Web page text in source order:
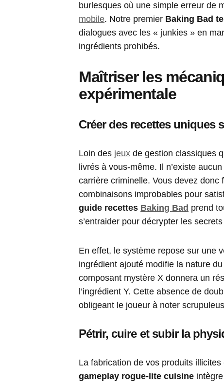
burlesques où une simple erreur de
mobile. Notre premier Baking Bad
dialogues avec les « junkies » en
ingrédients prohibés.
Maîtriser les
expérimentale
Créer des recettes uniques
Loin des jeux de gestion classiques
livrés à vous-même. Il n’existe
carrière criminelle. Vous devez donc
combinaisons improbables pour
guide recettes Baking Bad prend
s’entraider pour décrypter les
En effet, le système repose sur une
ingrédient ajouté modifie la nature
composant mystère X donnera un
l’ingrédient Y. Cette absence de
obligeant le joueur à noter
Pétrir, cuire et subir la
La fabrication de vos produits
gameplay rogue-lite cuisine